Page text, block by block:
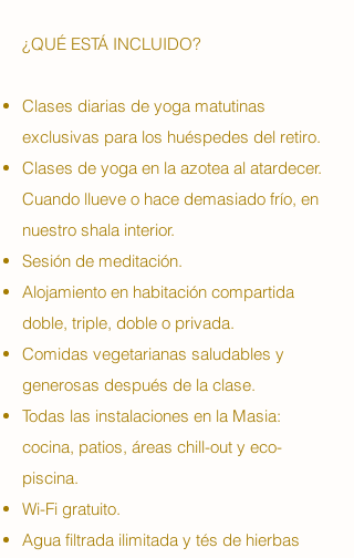
¿QUÉ ESTÁ INCLUIDO?
Clases diarias de yoga matutinas
exclusivas para los huéspedes del retiro.
Clases de yoga en la azotea al atardecer.
Cuando llueve o hace demasiado frío, en
nuestro shala interior.
Sesión de meditación.
Alojamiento en habitación compartida
doble, triple, doble o privada.
Comidas vegetarianas saludables y
generosas después de la clase.
Todas las instalaciones en la Masia:
cocina, patios, áreas chill-out y eco-
piscina.
Wi-Fi gratuito.
Agua filtrada ilimitada y tés de hierbas